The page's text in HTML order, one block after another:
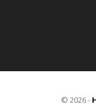
© 2026 -